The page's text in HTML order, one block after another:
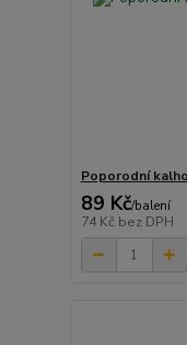
Poporodní
89 Kč/balení
74 Kč bez DPH